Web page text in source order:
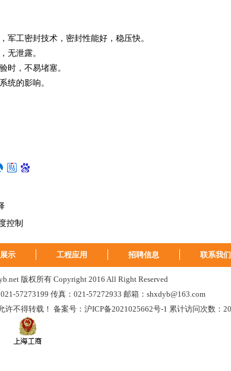
工密封技术，密封性能好，稳压快。
泄露。
，不易堵塞。
的影响。
控制
示 工程应用 招聘信息 联系我们
版权所有 Copyright 2016 All Right Reserved
57273199 传真：021-57272933 邮箱：shxdyb@163.com
不得转载！ 备案号： 沪ICP备2021025662号-1 累计访问次数：